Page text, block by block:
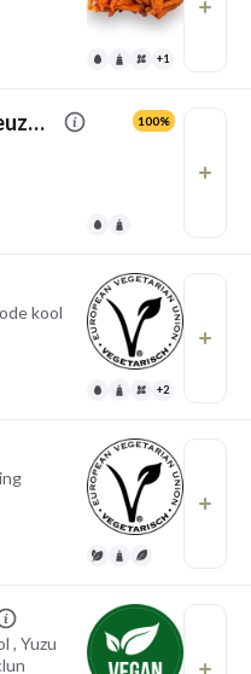
+1
Pot Huisgemaakte saus (Keuze maken) 100%
kool
+2
, Yuzu